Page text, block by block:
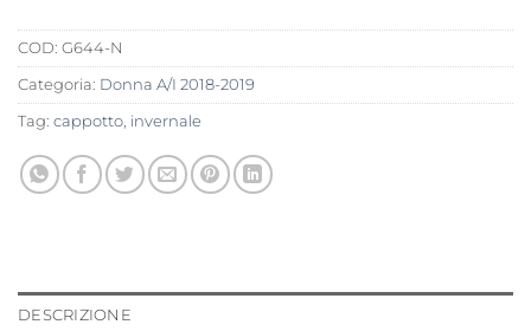
COD: G644-N
Categoria: Donna A/I 2018-2019
Tag: cappotto, invernale
DESCRIZIONE